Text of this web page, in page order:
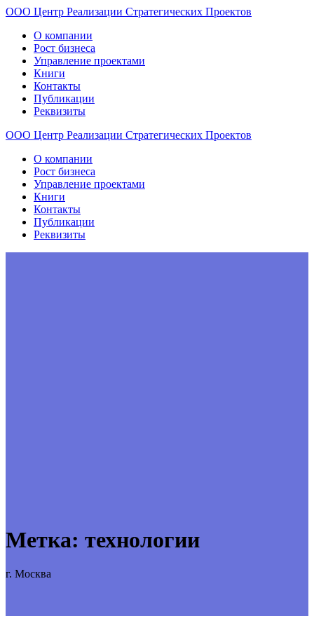
ООО Центр Реализации Стратегических Проектов
О компании
Рост бизнеса
Управление проектами
Книги
Контакты
Публикации
Реквизиты
ООО Центр Реализации Стратегических Проектов
О компании
Рост бизнеса
Управление проектами
Книги
Контакты
Публикации
Реквизиты
Метка: технологии
г. Москва